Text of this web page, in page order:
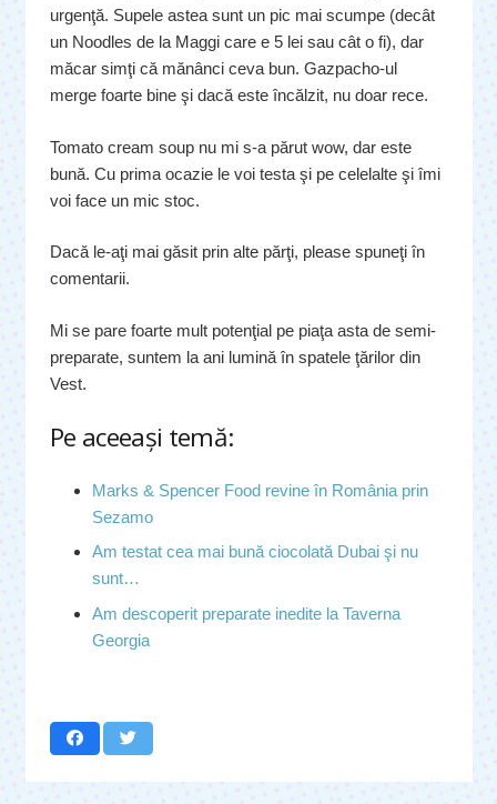
urgenţă. Supele astea sunt un pic mai scumpe (decât
un Noodles de la Maggi care e 5 lei sau cât o fi), dar
măcar simţi că mănânci ceva bun. Gazpacho-ul
merge foarte bine şi dacă este încălzit, nu doar rece.
Tomato cream soup nu mi s-a părut wow, dar este
bună. Cu prima ocazie le voi testa şi pe celelalte şi îmi
voi face un mic stoc.
Dacă le-aţi mai găsit prin alte părţi, please spuneţi în
comentarii.
Mi se pare foarte mult potenţial pe piaţa asta de semi-
preparate, suntem la ani lumină în spatele ţărilor din
Vest.
Pe aceeaşi temă:
Marks & Spencer Food revine în România prin
Sezamo
Am testat cea mai bună ciocolată Dubai şi nu
sunt…
Am descoperit preparate inedite la Taverna
Georgia